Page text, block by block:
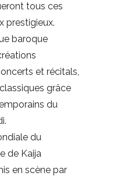
tous ces
prestigieux.
baroque
et récitals,
grâce
du
du
de Kaija
en scène par